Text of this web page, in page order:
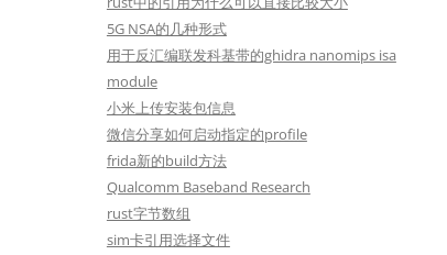
5G NSA的几种形式
用于反汇编联发科基带的ghidra nanomips isa
module
小米上传安装包信息
微信分享如何启动指定的profile
frida新的build方法
Qualcomm Baseband Research
rust字节数组
sim卡引用选择文件